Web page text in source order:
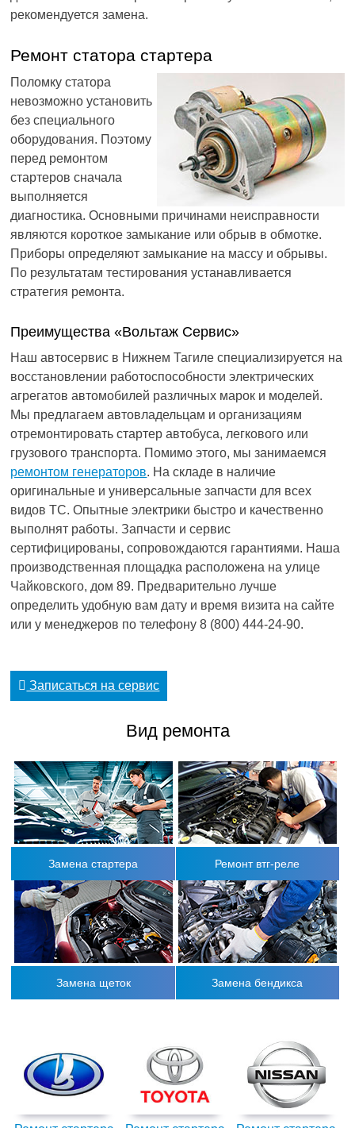
рекомендуется замена.
Ремонт статора стартера
Поломку статора
невозможно установить
без специального
оборудования. Поэтому
перед ремонтом
стартеров сначала
выполняется
диагностика. Основными причинами неисправности
являются короткое замыкание или обрыв в обмотке.
Приборы определяют замыкание на массу и обрывы.
По результатам тестирования устанавливается
стратегия ремонта.
Преимущества «Вольтаж Сервис»
Наш автосервис в Нижнем Тагиле специализируется на
восстановлении работоспособности электрических
агрегатов автомобилей различных марок и моделей.
Мы предлагаем автовладельцам и организациям
отремонтировать стартер автобуса, легкового или
грузового транспорта. Помимо этого, мы занимаемся
ремонтом генераторов. На складе в наличие
оригинальные и универсальные запчасти для всех
видов ТС. Опытные электрики быстро и качественно
выполнят работы. Запчасти и сервис
сертифицированы, сопровождаются гарантиями. Наша
производственная площадка расположена на улице
Чайковского, дом 89. Предварительно лучше
определить удобную вам дату и время визита на сайте
или у менеджеров по телефону 8 (800) 444-24-90.
Записаться на сервис
Вид ремонта
Замена стартера Ремонт втг-реле
Замена щеток Замена бендикса